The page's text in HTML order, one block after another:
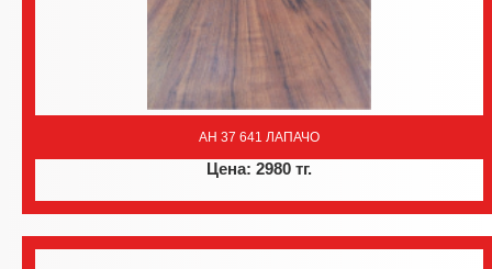
AH 37 641 ЛАПАЧО
Цена: 2980 тг.